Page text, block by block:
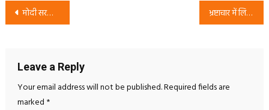
Post
मोदी सरकार में भ्रष्टाचार चरम पर? जनता पूछ रही है जवाब | राष्ट्रीय सुरक्षा पार्टी (RSP) भ्रष्टाचार में लिप्त योगी सरकार? उत्तर प्रदेश में भ्रष्टाचार के मुद्दे पर राष्ट्रीय सुरक्षा पार्टी (RSP) का अभियान
Leave a Reply
Your email address will not be published.Required fields are
marked *